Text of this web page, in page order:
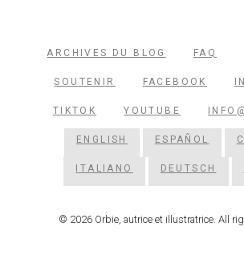
ARCHIVES DU BLOG FAQ
SOUTENIR FACEBOOK
TIKTOK YOUTUBE
ENGLISH ESPAÑOL
ITALIANO DEUTSCH
© 2026 Orbie, autrice et illustratrice. All